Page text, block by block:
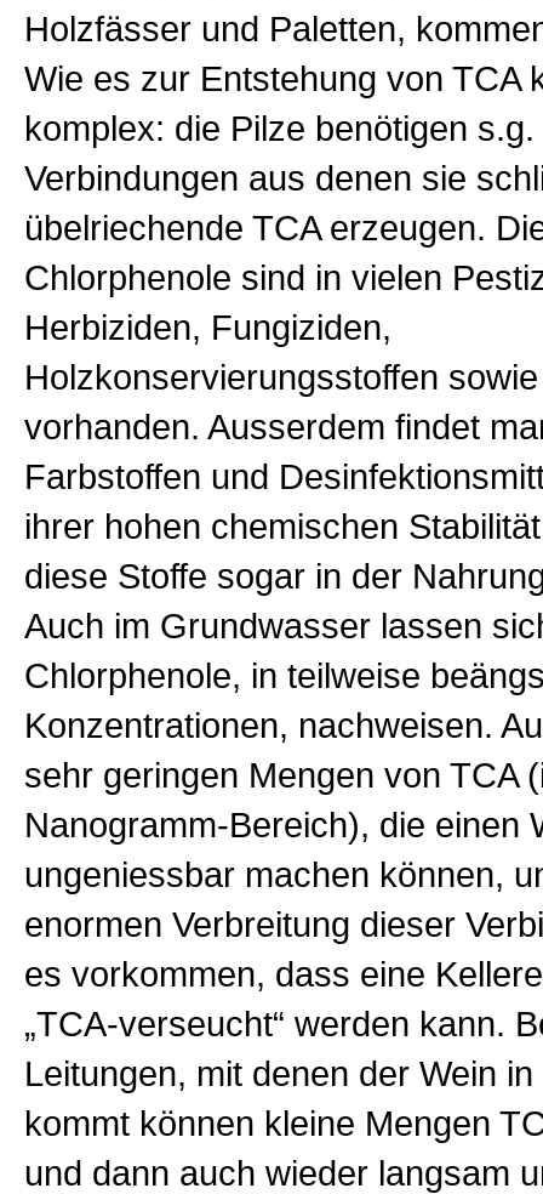
Holzfässer und Paletten,
Wie es zur Entstehung von TCA
komplex: die Pilze benötigen
Verbindungen aus denen sie
übelriechende TCA erzeugen.
Chlorphenole sind in vielen
Herbiziden, Fungiziden,
Holzkonservierungsstoffen
vorhanden. Ausserdem findet
Farbstoffen und
ihrer hohen chemischen
diese Stoffe sogar in der
Auch im Grundwasser lassen
Chlorphenole, in teilweise
Konzentrationen, nachweisen.
sehr geringen Mengen von TCA
Nanogramm-Bereich), die einen
ungeniessbar machen können,
enormen Verbreitung dieser
es vorkommen, dass eine
„TCA-verseucht“ werden kann.
Leitungen, mit denen der Wein
kommt können kleine Mengen
und dann auch wieder langsam